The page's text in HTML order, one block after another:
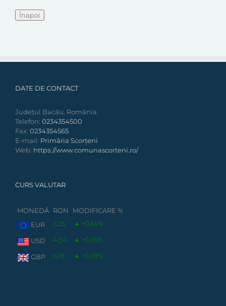
DATE DE CONTACT
Județul Bacău, România
Telefon: 0234354500
Fax: 0234354565
E-mail: Primăria Scorțeni
Web: https://www.comunascorteni.ro/
CURS VALUTAR
MONEDĂ RON
MODIFICARE %
EUR
5,25 +0,14%
USD 4,54 +0,15%
GBP 6,13 +0,18%